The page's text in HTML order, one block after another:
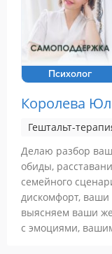
Психолог
Королева
Гештальт-
Делаю разбор
обиды,
семейного
дискомфорт,
выясняем ваши
с эмоциями,